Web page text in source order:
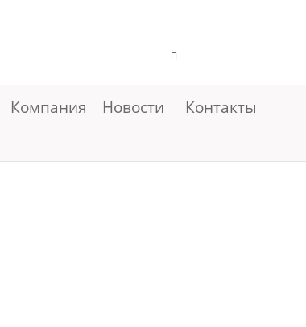
Компания Новости Контакты